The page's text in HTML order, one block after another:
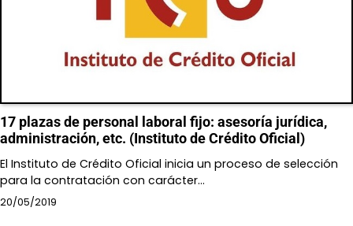
17 plazas de personal laboral fijo: asesoría jurídica,
administración, etc. (Instituto de Crédito Oficial)
El Instituto de Crédito Oficial inicia un proceso de selección
para la contratación con carácter…
20/05/2019